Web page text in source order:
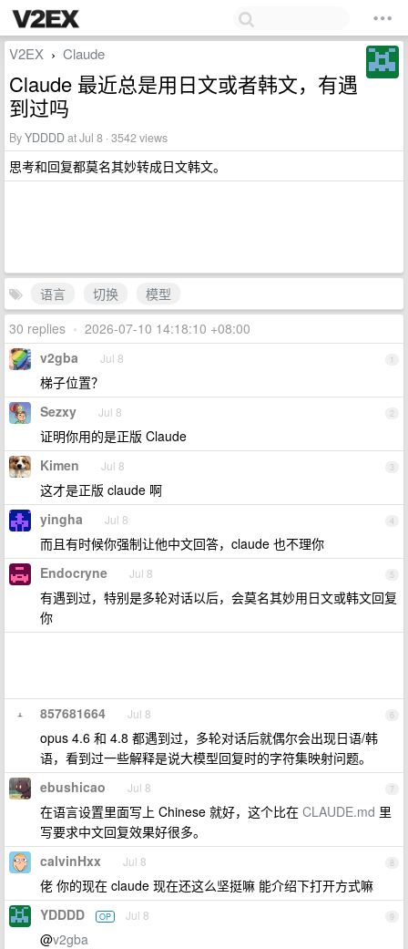
V2EX › Claude
Claude 最近总是用日文或者韩文，有遇
到过吗
ByYDDDDat Jul 8 · 3542 views
思考和回复都莫名其妙转成日文韩文。
语言 切换
模型
30 replies • 2026-07-10 14:18:10 +08:00
1
v2gba Jul 8
梯子位置？
2
Sezxy Jul 8
证明你用的是正版 Claude
3
Kimen Jul 8
这才是正版 claude 啊
4
yingha Jul 8
而且有时候你强制让他中文回答，claude 也不理你
5
Endocryne Jul 8
有遇到过，特别是多轮对话以后，会莫名其妙用日文或韩文回复
你
6
857681664 Jul 8
opus 4.6 和 4.8 都遇到过，多轮对话后就偶尔会出现日语/韩
语，看到过一些解释是说大模型回复时的字符集映射问题。
7
ebushicao Jul 8
在语言设置里面写上 Chinese 就好，这个比在 CLAUDE.md 里
写要求中文回复效果好很多。
8
calvinHxx Jul 8
佬 你的现在 claude 现在还这么坚挺嘛 能介绍下打开方式嘛
9
YDDDD OP Jul 8
@v2gba